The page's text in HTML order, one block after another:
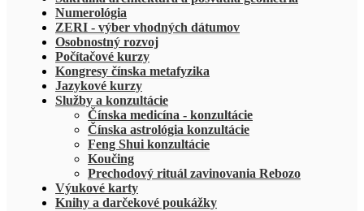
Numerológia
ZERI - výber vhodných dátumov
Osobnostný rozvoj
Počítačové kurzy
Kongresy čínska metafyzika
Jazykové kurzy
Služby a konzultácie
Čínska medicína - konzultácie
Čínska astrológia konzultácie
Feng Shui konzultácie
Koučing
Prechodový rituál zavinovania Rebozo
Výukové karty
Knihy a darčekové poukážky